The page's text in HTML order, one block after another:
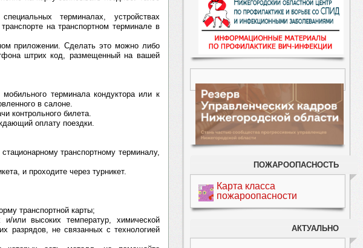
терминалах, устройствах
на транспортном терминале в
приложении. Сделать это можно либо
штрих код, размещенный на вашей
терминала кондуктора или к
в салоне.
контрольного билета.
оплату поездки.
транспортному терминалу,
и проходите через турникет.
транспортной карты;
или высоких температур, химической
разрядов, не связанных с технологией
ПОЖАРООПАСНОСТЬ
Карта класса
пожароопасности
АКТУАЛЬНО